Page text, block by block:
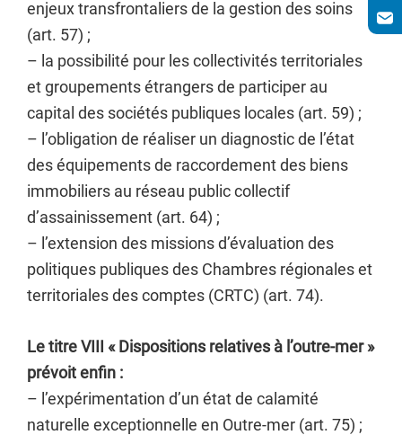
enjeux transfrontaliers de la gestion des soins
(art. 57) ;
– la possibilité pour les collectivités territoriales
et groupements étrangers de participer au
capital des sociétés publiques locales (art. 59) ;
– l’obligation de réaliser un diagnostic de l’état
des équipements de raccordement des biens
immobiliers au réseau public collectif
d’assainissement (art. 64) ;
– l’extension des missions d’évaluation des
politiques publiques des Chambres régionales et
territoriales des comptes (CRTC) (art. 74).
Le titre VIII « Dispositions relatives à l’outre-mer »
prévoit enfin :
– l’expérimentation d’un état de calamité
naturelle exceptionnelle en Outre-mer (art. 75) ;